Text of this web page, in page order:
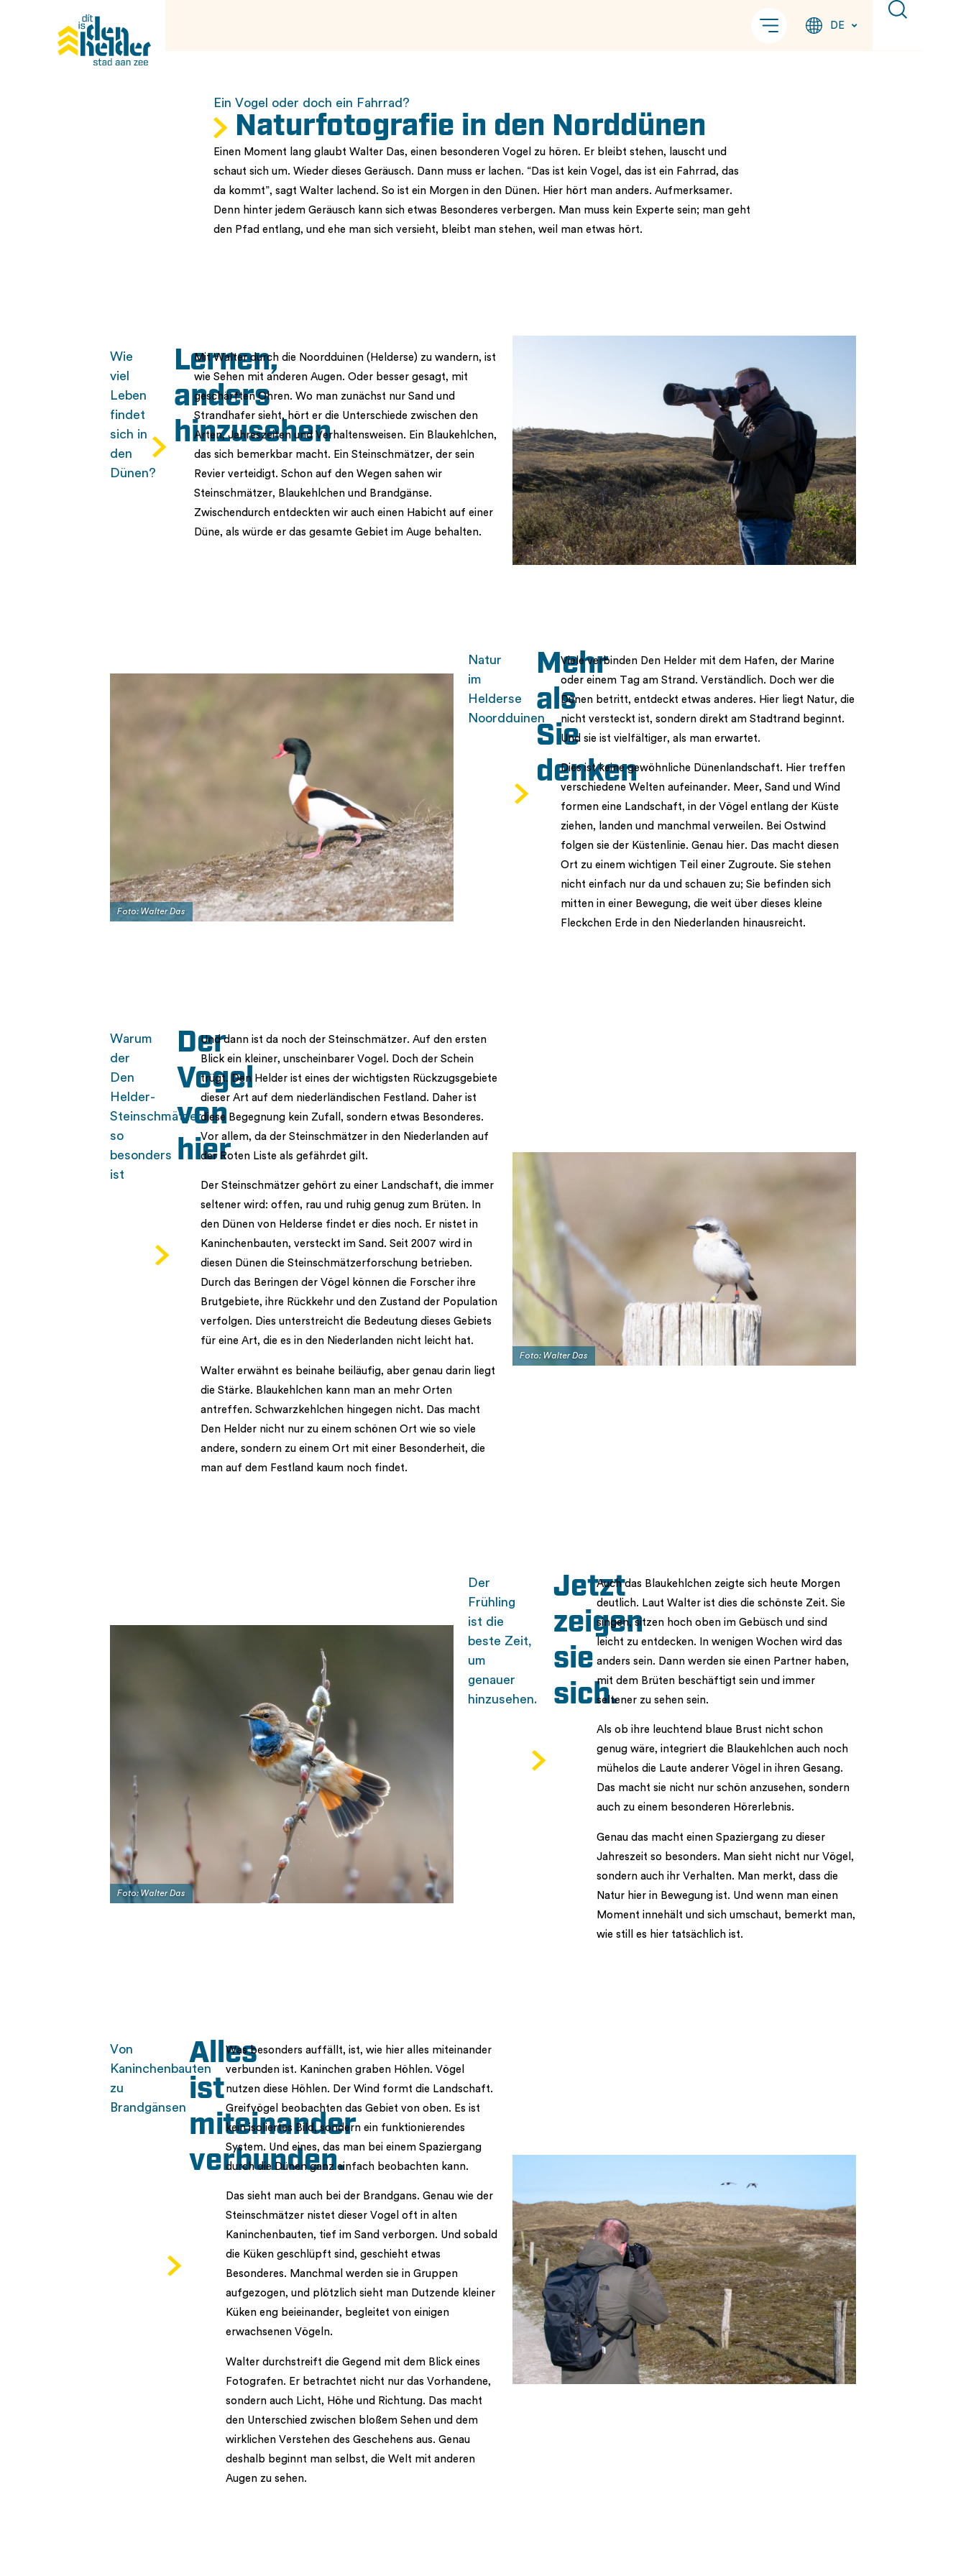
DE
Ein Vogel oder doch ein Fahrrad?
Naturfotografie in den Norddünen
Einen Moment lang glaubt Walter Das, einen besonderen Vogel zu hören. Er bleibt stehen, lauscht und
schaut sich um. Wieder dieses Geräusch. Dann muss er lachen. “Das ist kein Vogel, das ist ein Fahrrad, das
da kommt”, sagt Walter lachend. So ist ein Morgen in den Dünen. Hier hört man anders. Aufmerksamer.
Denn hinter jedem Geräusch kann sich etwas Besonderes verbergen. Man muss kein Experte sein; man geht
den Pfad entlang, und ehe man sich versieht, bleibt man stehen, weil man etwas hört.
Wie
viel
Leben
findet
sich in
den
Dünen?
Lernen,
anders
hinzusehen
Mit Walter durch die Noordduinen (Helderse) zu wandern, ist
wie Sehen mit anderen Augen. Oder besser gesagt, mit
geschärften Ohren. Wo man zunächst nur Sand und
Strandhafer sieht, hört er die Unterschiede zwischen den
Arten, Jahreszeiten und Verhaltensweisen. Ein Blaukehlchen,
das sich bemerkbar macht. Ein Steinschmätzer, der sein
Revier verteidigt. Schon auf den Wegen sahen wir
Steinschmätzer, Blaukehlchen und Brandgänse.
Zwischendurch entdeckten wir auch einen Habicht auf einer
Düne, als würde er das gesamte Gebiet im Auge behalten.
Natur
im
Helderse
Noordduinen
Mehr
als
Sie
denken
Viele verbinden Den Helder mit dem Hafen, der Marine
oder einem Tag am Strand. Verständlich. Doch wer die
Dünen betritt, entdeckt etwas anderes. Hier liegt Natur, die
nicht versteckt ist, sondern direkt am Stadtrand beginnt.
Und sie ist vielfältiger, als man erwartet.
Dies ist keine gewöhnliche Dünenlandschaft. Hier treffen
verschiedene Welten aufeinander. Meer, Sand und Wind
formen eine Landschaft, in der Vögel entlang der Küste
ziehen, landen und manchmal verweilen. Bei Ostwind
folgen sie der Küstenlinie. Genau hier. Das macht diesen
Ort zu einem wichtigen Teil einer Zugroute. Sie stehen
nicht einfach nur da und schauen zu; Sie befinden sich
mitten in einer Bewegung, die weit über dieses kleine
Fleckchen Erde in den Niederlanden hinausreicht.
Foto: Walter Das
Warum
der
Den
Helder-
Steinschmätzer
so
besonders
ist
Der
Vogel
von
hier
Und dann ist da noch der Steinschmätzer. Auf den ersten
Blick ein kleiner, unscheinbarer Vogel. Doch der Schein
trügt. Den Helder ist eines der wichtigsten Rückzugsgebiete
dieser Art auf dem niederländischen Festland. Daher ist
diese Begegnung kein Zufall, sondern etwas Besonderes.
Vor allem, da der Steinschmätzer in den Niederlanden auf
der Roten Liste als gefährdet gilt.
Der Steinschmätzer gehört zu einer Landschaft, die immer
seltener wird: offen, rau und ruhig genug zum Brüten. In
den Dünen von Helderse findet er dies noch. Er nistet in
Kaninchenbauten, versteckt im Sand. Seit 2007 wird in
diesen Dünen die Steinschmätzerforschung betrieben.
Durch das Beringen der Vögel können die Forscher ihre
Brutgebiete, ihre Rückkehr und den Zustand der Population
verfolgen. Dies unterstreicht die Bedeutung dieses Gebiets
für eine Art, die es in den Niederlanden nicht leicht hat.
Walter erwähnt es beinahe beiläufig, aber genau darin liegt
die Stärke. Blaukehlchen kann man an mehr Orten
antreffen. Schwarzkehlchen hingegen nicht. Das macht
Den Helder nicht nur zu einem schönen Ort wie so viele
andere, sondern zu einem Ort mit einer Besonderheit, die
man auf dem Festland kaum noch findet.
Foto: Walter Das
Der
Frühling
ist die
beste Zeit,
um
genauer
hinzusehen.
Jetzt
zeigen
sie
sich.
Auch das Blaukehlchen zeigte sich heute Morgen
deutlich. Laut Walter ist dies die schönste Zeit. Sie
singen, sitzen hoch oben im Gebüsch und sind
leicht zu entdecken. In wenigen Wochen wird das
anders sein. Dann werden sie einen Partner haben,
mit dem Brüten beschäftigt sein und immer
seltener zu sehen sein.
Als ob ihre leuchtend blaue Brust nicht schon
genug wäre, integriert die Blaukehlchen auch noch
mühelos die Laute anderer Vögel in ihren Gesang.
Das macht sie nicht nur schön anzusehen, sondern
auch zu einem besonderen Hörerlebnis.
Genau das macht einen Spaziergang zu dieser
Jahreszeit so besonders. Man sieht nicht nur Vögel,
sondern auch ihr Verhalten. Man merkt, dass die
Natur hier in Bewegung ist. Und wenn man einen
Moment innehält und sich umschaut, bemerkt man,
wie still es hier tatsächlich ist.
Foto: Walter Das
Von
Kaninchenbauten
zu
Brandgänsen
Alles
ist
miteinander
verbunden.
Was besonders auffällt, ist, wie hier alles miteinander
verbunden ist. Kaninchen graben Höhlen. Vögel
nutzen diese Höhlen. Der Wind formt die Landschaft.
Greifvögel beobachten das Gebiet von oben. Es ist
kein isoliertes Bild, sondern ein funktionierendes
System. Und eines, das man bei einem Spaziergang
durch die Dünen ganz einfach beobachten kann.
Das sieht man auch bei der Brandgans. Genau wie der
Steinschmätzer nistet dieser Vogel oft in alten
Kaninchenbauten, tief im Sand verborgen. Und sobald
die Küken geschlüpft sind, geschieht etwas
Besonderes. Manchmal werden sie in Gruppen
aufgezogen, und plötzlich sieht man Dutzende kleiner
Küken eng beieinander, begleitet von einigen
erwachsenen Vögeln.
Walter durchstreift die Gegend mit dem Blick eines
Fotografen. Er betrachtet nicht nur das Vorhandene,
sondern auch Licht, Höhe und Richtung. Das macht
den Unterschied zwischen bloßem Sehen und dem
wirklichen Verstehen des Geschehens aus. Genau
deshalb beginnt man selbst, die Welt mit anderen
Augen zu sehen.